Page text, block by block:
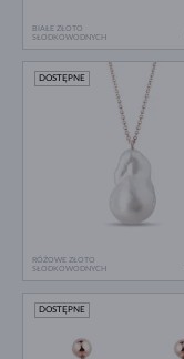
BIAŁE ZŁOTO
SŁODKOWODNYCH
RÓŻOWE ZŁOTO
SŁODKOWODNYCH
DOSTĘPNE
DOSTĘPNE